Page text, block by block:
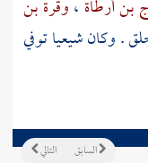
أرطاة ،وقرة بن
. وكان شيعيا توفي
التالي السابق